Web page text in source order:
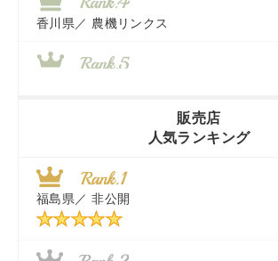
香川県／ 農機リンクス
近江商事合同会社：「茨城中古
千葉県／ 株式会社テクノ・タカ
販売店
人気ランキング
福島県／ 非公開